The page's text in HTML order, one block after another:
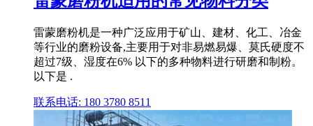
雷蒙磨粉机是一种广泛应用于矿山、建材、化工、冶金
等行业的磨粉设备,主要用于对非易燃易爆、莫氏硬度不
超过7级、湿度在6% 以下的多种物料进行研磨和制粉。
以下是 .
联系电话: 180 3780 8511